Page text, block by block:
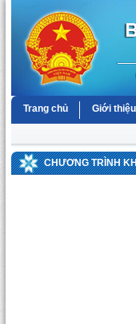
Trang chủ Giới thiệu
CHƯƠNG TRÌNH